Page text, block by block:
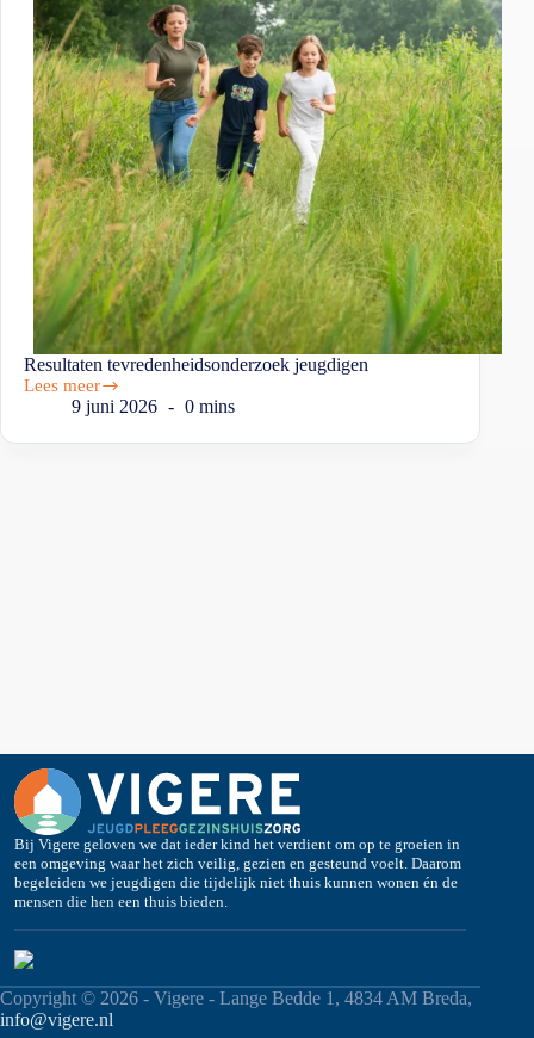
Resultaten tevredenheidsonderzoek jeugdigen
Lees meer
9 juni 2026 0 mins
Bij Vigere geloven we dat ieder kind het verdient om op te groeien in
een omgeving waar het zich veilig, gezien en gesteund voelt. Daarom
begeleiden we jeugdigen die tijdelijk niet thuis kunnen wonen én de
mensen die hen een thuis bieden.
Copyright © 2026 - Vigere - Lange Bedde 1, 4834 AM Breda,
info@vigere.nl